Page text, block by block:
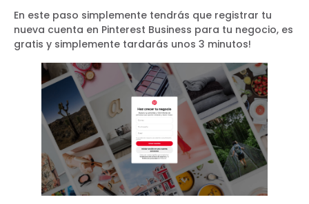
En este paso simplemente tendrás que registrar tu
nueva cuenta en Pinterest Business para tu negocio, es
gratis y simplemente tardarás unos 3 minutos!